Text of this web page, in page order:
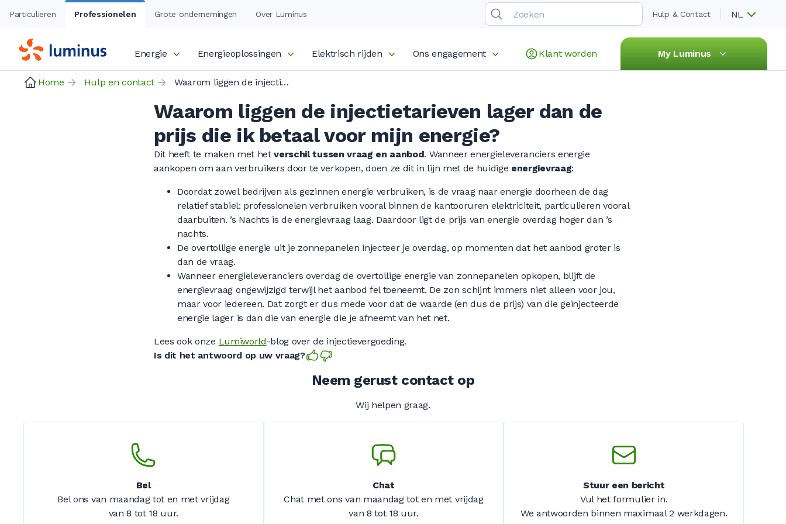
Particulieren Professionelen Grote ondernemingen Over Luminus Hulp & Contact NL
Energie Energieoplossingen Elektrisch rijden Ons engagement Klant worden My Luminus
Home Hulp en contact Waarom liggen de injectietarieven lager dan de prijs die ik betaal voor mijn energie?
Waarom liggen de injectietarieven lager dan de
prijs die ik betaal voor mijn energie?
Dit heeft te maken met hetverschil tussen vraag en aanbod. Wanneer energieleveranciers energie
aankopen om aan verbruikers door te verkopen, doen ze dit in lijn met de huidige energievraag:
Doordat zowel bedrijven als gezinnen energie verbruiken, is de vraag naar energie doorheen de dag
relatief stabiel: professionelen verbruiken vooral binnen de kantooruren elektriciteit, particulieren vooral
daarbuiten. ’s Nachts is de energievraag laag. Daardoor ligt de prijs van energie overdag hoger dan ’s
nachts.
De overtollige energie uit je zonnepanelen injecteer je overdag, op momenten dat het aanbod groter is
dan de vraag.
Wanneer energieleveranciers overdag de overtollige energie van zonnepanelen opkopen, blijft de
energievraag ongewijzigd terwijl het aanbod fel toeneemt. De zon schijnt immers niet alleen voor jou,
maar voor iedereen. Dat zorgt er dus mede voor dat de waarde (en dus de prijs) van die geïnjecteerde
energie lager is dan die van energie die je afneemt van het net.
Lees ook onze Lumiworld-blog over de injectievergoeding.
Is dit het antwoord op uw vraag?
Neem gerust contact op
Wij helpen graag.
Bel
Bel ons van maandag tot en met vrijdag
van 8 tot 18 uur.
Chat
Chat met ons van maandag tot en met vrijdag
van 8 tot 18 uur.
Stuur een bericht
Vul het formulier in.
We antwoorden binnen maximaal2 werkdagen.